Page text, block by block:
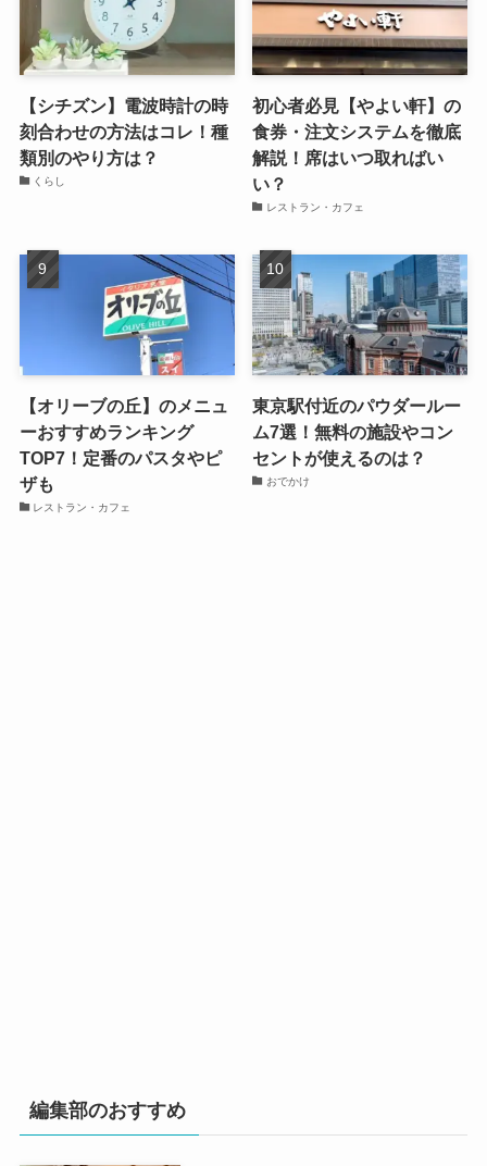
【シチズン】電波時計の時
刻合わせの方法はコレ！種
類別のやり方は？
くらし
初心者必見【やよい軒】の
食券・注文システムを徹底
解説！席はいつ取ればい
い？
レストラン・カフェ
【オリーブの丘】のメニュ
ーおすすめランキング
TOP7！定番のパスタやピ
ザも
レストラン・カフェ
東京駅付近のパウダールー
ム7選！無料の施設やコン
セントが使えるのは？
おでかけ
編集部のおすすめ